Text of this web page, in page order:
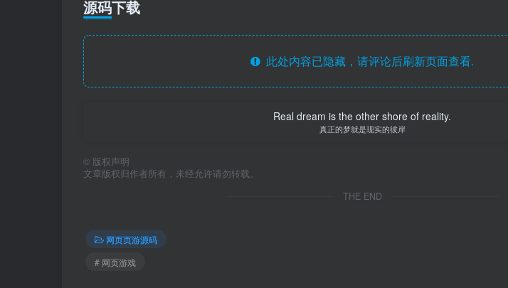
源码下载
此处内容已隐藏，请评论后刷新页面查看.
Real dream is the other shore of reality.
真正的梦就是现实的彼岸
© 版权声明
文章版权归作者所有，未经允许请勿转载。
THE END
网页页游源码
# 网页游戏